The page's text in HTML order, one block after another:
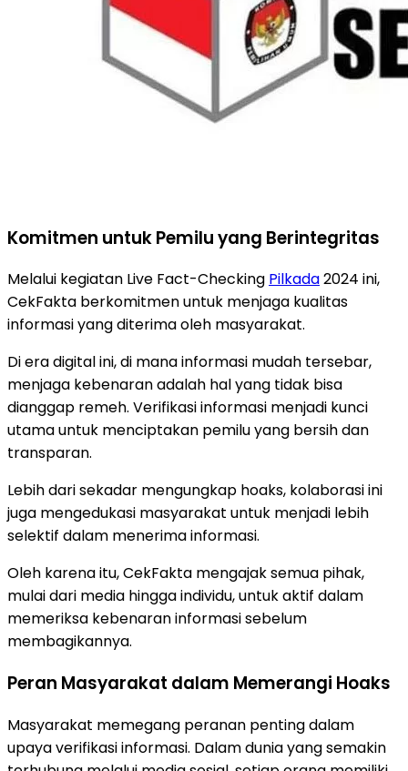
Komitmen untuk Pemilu yang Berintegritas
Melalui kegiatan Live Fact-Checking Pilkada2024 ini,
CekFakta berkomitmen untuk menjaga kualitas
informasi yang diterima oleh masyarakat.
Di era digital ini, di mana informasi mudah tersebar,
menjaga kebenaran adalah hal yang tidak bisa
dianggap remeh. Verifikasi informasi menjadi kunci
utama untuk menciptakan pemilu yang bersih dan
transparan.
Lebih dari sekadar mengungkap hoaks, kolaborasi ini
juga mengedukasi masyarakat untuk menjadi lebih
selektif dalam menerima informasi.
Oleh karena itu, CekFakta mengajak semua pihak,
mulai dari media hingga individu, untuk aktif dalam
memeriksa kebenaran informasi sebelum
membagikannya.
Peran Masyarakat dalam Memerangi Hoaks
Masyarakat memegang peranan penting dalam
upaya verifikasi informasi. Dalam dunia yang semakin